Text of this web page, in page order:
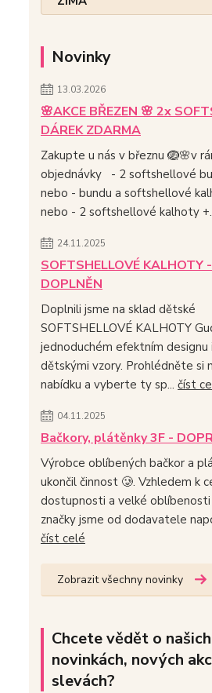
Novinky
13.03.2026
🌸AKCE BŘEZEN 🌸 2x
DÁREK ZDARMA
Zakupte u nás v březnu 🪺🌸v
objednávky - 2 softshellové
nebo - bundu a softshellové
nebo - 2 softshellové kalhoty
24.11.2025
SOFTSHELLOVÉ KALHOTY
DOPLNĚN
Doplnili jsme na sklad dětské
SOFTSHELLOVÉ KALHOTY
jednoduchém efektním designu
dětskými vzory. Prohlédněte si
nabídku a vyberte ty sp... číst
04.11.2025
Bačkory, plátěnky 3F -
Výrobce oblíbených bačkor a
ukončil činnost 🥲. Vzhledem k
dostupnosti a velké
značky jsme od dodavatele
číst celé
Zobrazit všechny novinky
Chcete vědět o našich
novinkách, nových
slevách?